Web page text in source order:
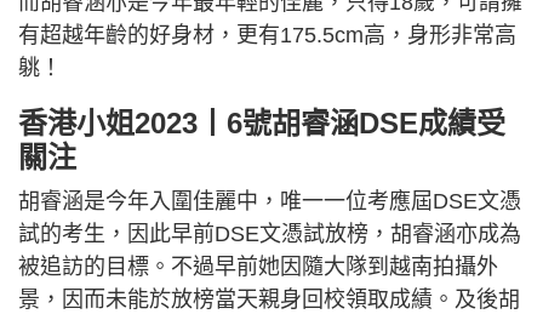
有超越年齡的好身材，更有175.5cm高，身形非常高
䠷！
香港小姐2023丨6號胡睿涵DSE成績受
關注
胡睿涵是今年入圍佳麗中，唯一一位考應屆DSE文憑
試的考生，因此早前DSE文憑試放榜，胡睿涵亦成為
被追訪的目標。不過早前她因隨大隊到越南拍攝外
景，因而未能於放榜當天親身回校領取成績。及後胡